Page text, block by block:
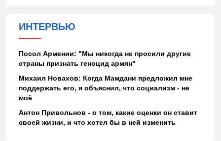
ИНТЕРВЬЮ
Посол Армении: "Мы никогда не просили другие
страны признать геноцид армян"
Михаил Новахов: Когда Мамдани предложил мне
поддержать его, я объяснил, что социализм - не
моё
Антон Привольнов - о том, какие оценки он ставит
своей жизни, и что хотел бы в ней изменить